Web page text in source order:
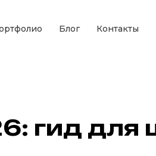
Блог Контакты
гид для